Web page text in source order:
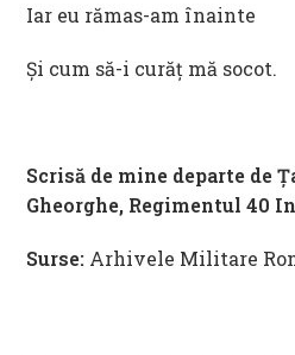
Iar eu rămas-am înainte
Și cum să-i curăț mă socot.
Scrisă de mine departe de
Gheorghe, Regimentul 40
Surse: Arhivele Militare